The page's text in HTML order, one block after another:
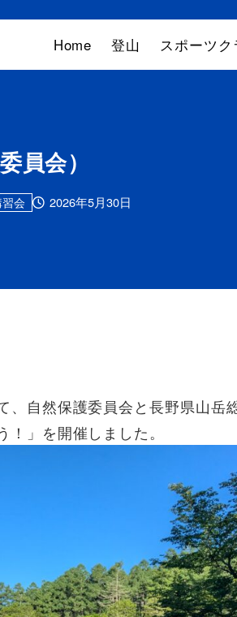
Home 登山 スポーツ
員会）
2026年5月30日
会
、自然保護委員会と長野県山岳
」を開催しました。